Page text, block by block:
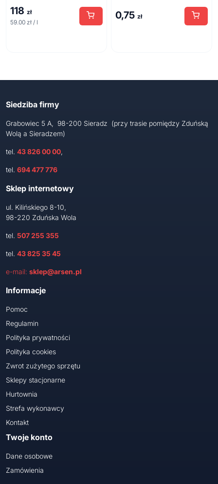
118 zł
59.00 zł / l
0,75 zł
Siedziba firmy
Grabowiec 5 A, 98-200 Sieradz (przy trasie pomiędzy Zduńską
Wolą a Sieradzem)
tel. 43 826 00 00,
tel. 694 477 776
Sklep internetowy
ul. Kilińskiego 8-10,
98-220 Zduńska Wola
tel. 507 255 355
tel. 43 825 35 45
e-mail: sklep@arsen.pl
Informacje
Pomoc
Regulamin
Polityka prywatności
Polityka cookies
Zwrot zużytego sprzętu
Sklepy stacjonarne
Hurtownia
Strefa wykonawcy
Kontakt
Twoje konto
Dane osobowe
Zamówienia